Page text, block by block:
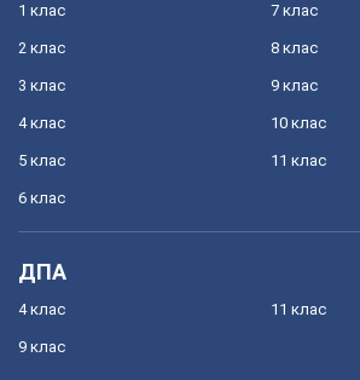
1 клас
2 клас
3 клас
4 клас
5 клас
6 клас
7 клас
8 клас
9 клас
10 клас
11 клас
ДПА
4 клас
9 клас
11 клас